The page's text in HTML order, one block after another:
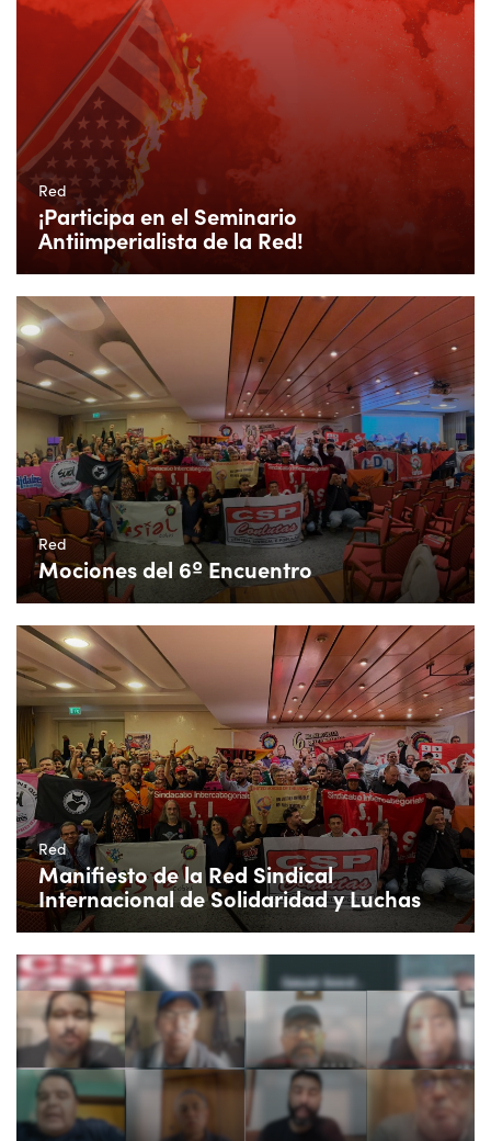
Red
¡Participa en el Seminario
Antiimperialista de la Red!
Red
Mociones del 6º Encuentro
Red
Manifiesto de la Red Sindical
Internacional de Solidaridad y Luchas